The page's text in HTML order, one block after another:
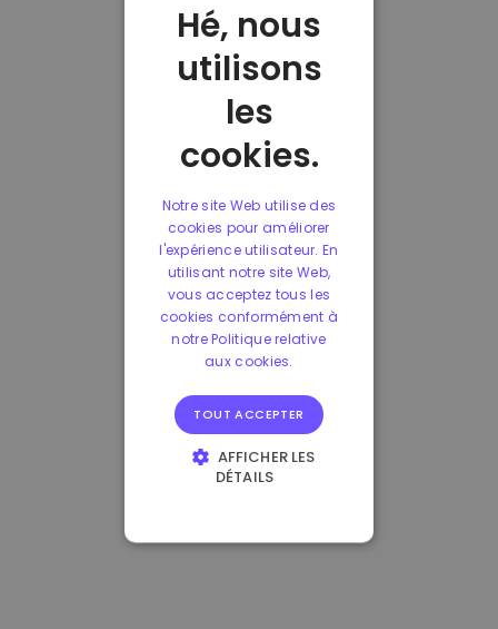
Hé, nous
utilisons
les
cookies.
Notre site Web utilise des
cookies pour améliorer
l'expérience utilisateur. En
utilisant notre site Web,
vous acceptez tous les
cookies conformément à
notre Politique relative
aux cookies.
TOUT ACCEPTER
AFFICHER LES
DÉTAILS